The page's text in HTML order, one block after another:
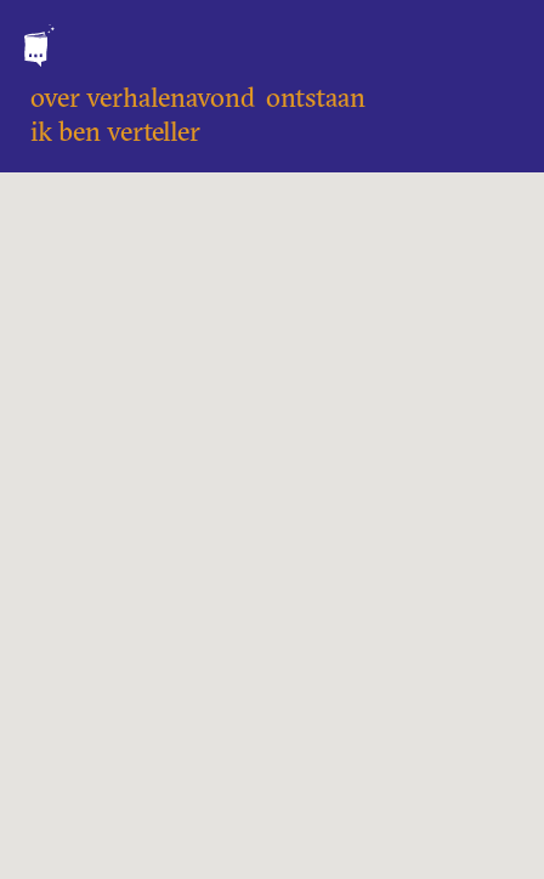
over verhalenavond ontstaan
ik ben verteller